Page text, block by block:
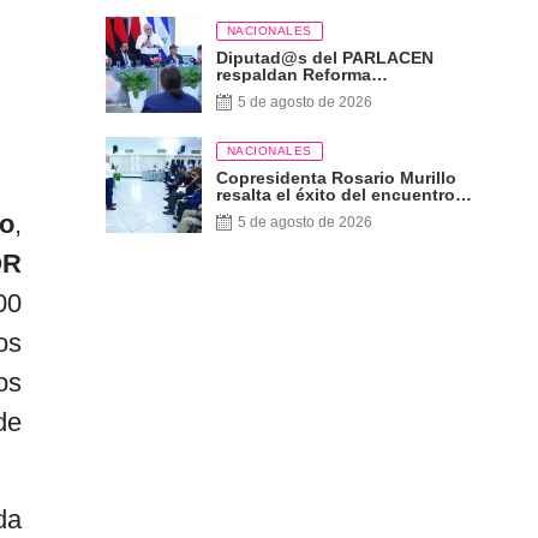
,
NACIONALES
Diputad@s del PARLACEN
respaldan Reforma
Constitucional
5 de agosto de 2026
NACIONALES
Copresidenta Rosario Murillo
resalta el éxito del encuentro
sobre las Reformas Electorales
con diputados del PARLACEN
5 de agosto de 2026